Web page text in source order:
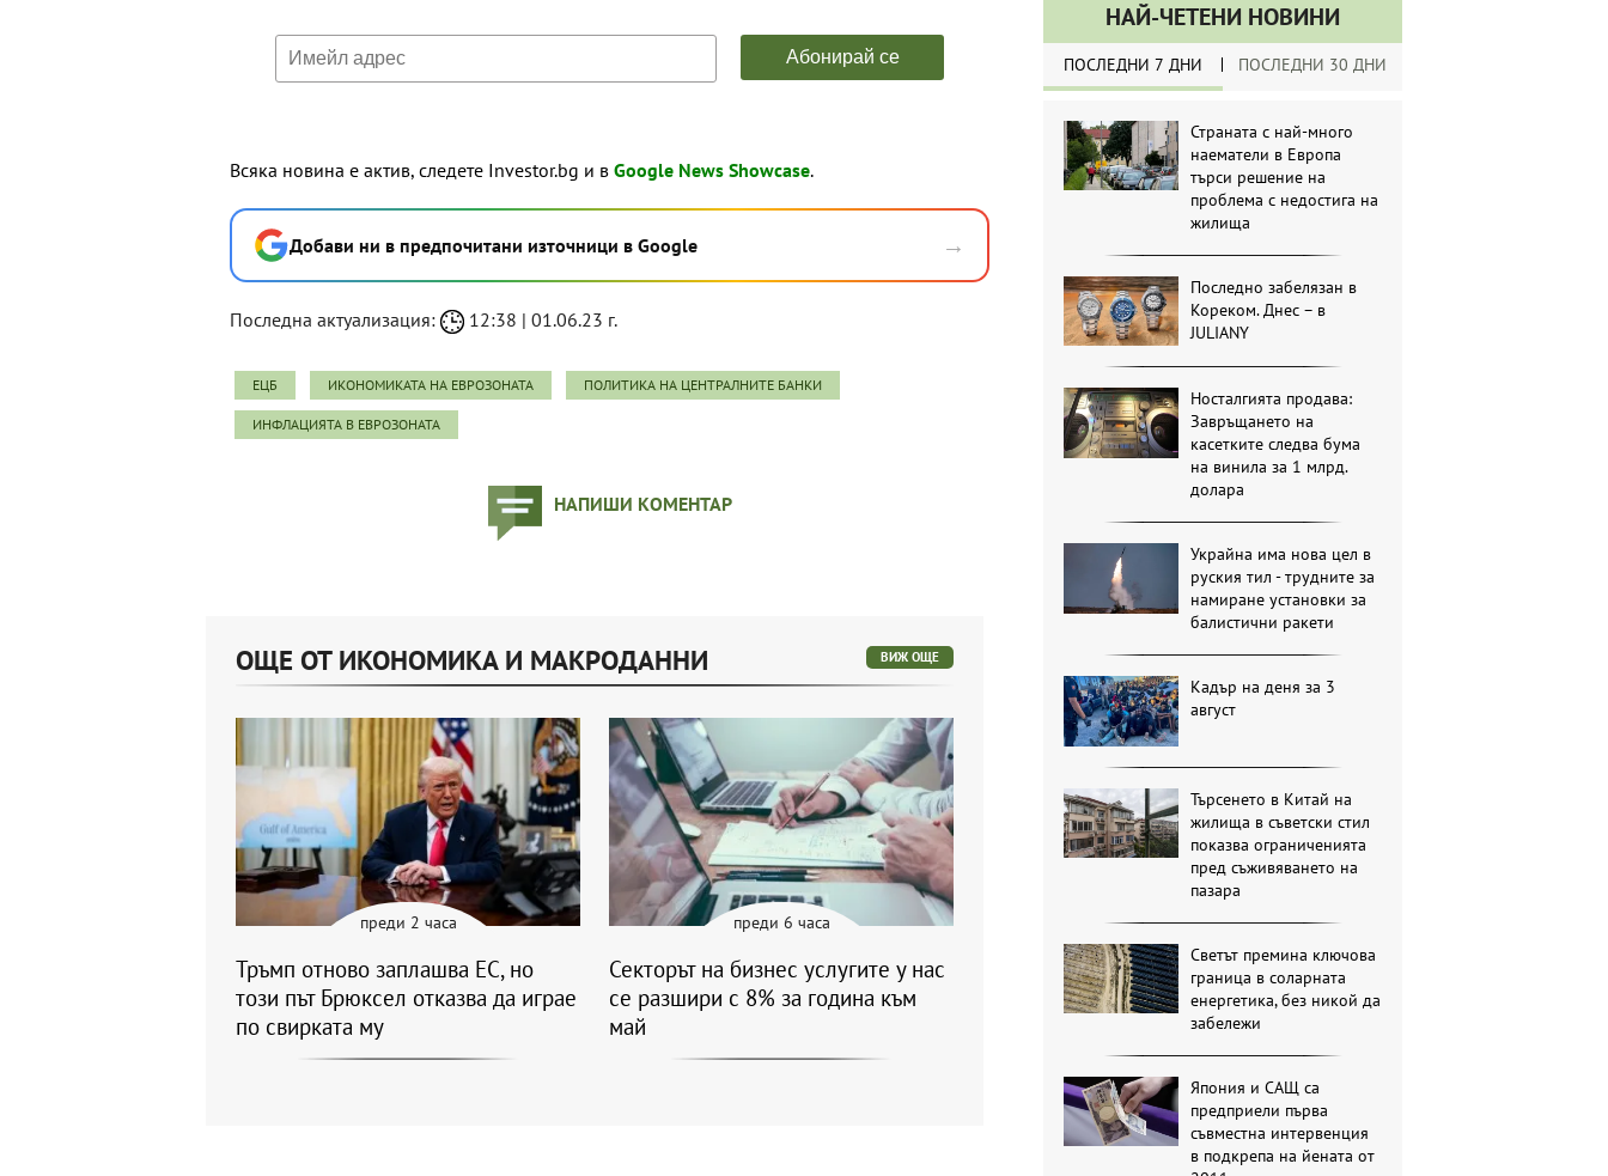
Всяка новина е актив, следете Investor.bg и в Google News Showcase.
Добави ни в предпочитани източници в Google →
Последна актуализация: 12:38 | 01.06.23 г.
ЕЦБ ИКОНОМИКАТА НА ЕВРОЗОНАТА ПОЛИТИКА НА ЦЕНТРАЛНИТЕ БАНКИ
ИНФЛАЦИЯТА В ЕВРОЗОНАТА
НАПИШИ КОМЕНТАР
НАЙ-ЧЕТЕНИ НОВИНИ
ПОСЛЕДНИ 7 ДНИ ПОСЛЕДНИ 30 ДНИ
Страната с най-много
наематели в Европа
търси решение на
проблема с недостига на
жилища
Последно забелязан в
Кореком. Днес – в
JULIANY
Носталгията продава:
Завръщането на
касетките следва бума
на винила за 1 млрд.
долара
Украйна има нова цел в
руския тил - трудните за
намиране установки за
балистични ракети
Кадър на деня за 3
август
Търсенето в Китай на
жилища в съветски стил
показва ограниченията
пред съживяването на
пазара
Светът премина ключова
граница в соларната
енергетика, без никой да
забележи
Япония и САЩ са
предприели първа
съвместна интервенция
в подкрепа на йената от
ОЩЕ ОТ ИКОНОМИКА И МАКРОДАННИ ВИЖ ОЩЕ
преди 2 часа
Тръмп отново заплашва ЕС, но
този път Брюксел отказва да играе
по свирката му
преди 6 часа
Секторът на бизнес услугите у нас
се разшири с 8% за година към
май